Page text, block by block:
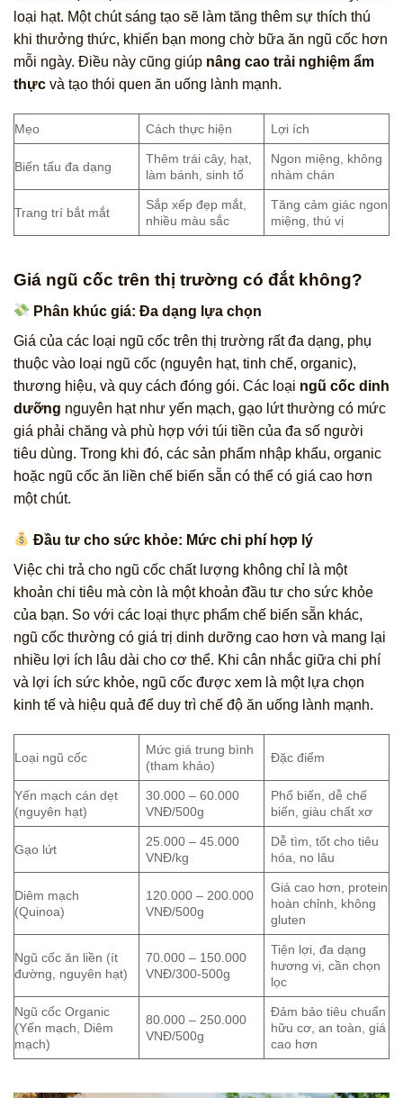
loại hạt. Một chút sáng tạo sẽ làm tăng thêm sự thích thú
khi thưởng thức, khiến bạn mong chờ bữa ăn ngũ cốc hơn
mỗi ngày. Điều này cũng giúp nâng cao trải nghiệm ẩm
thực và tạo thói quen ăn uống lành mạnh.
Mẹo Cách thực hiện Lợi ích
Biến tấu đa dạng
Thêm trái cây, hạt,
làm bánh, sinh tố
Ngon miệng, không
nhàm chán
Trang trí bắt mắt
Sắp xếp đẹp mắt,
nhiều màu sắc
Tăng cảm giác ngon
miệng, thú vị
Giá ngũ cốc trên thị trường có đắt không?
Phân khúc giá: Đa dạng lựa chọn
Giá của các loại ngũ cốc trên thị trường rất đa dạng, phụ
thuộc vào loại ngũ cốc (nguyên hạt, tinh chế, organic),
thương hiệu, và quy cách đóng gói. Các loại ngũ cốc dinh
dưỡng nguyên hạt như yến mạch, gạo lứt thường có mức
giá phải chăng và phù hợp với túi tiền của đa số người
tiêu dùng. Trong khi đó, các sản phẩm nhập khẩu, organic
hoặc ngũ cốc ăn liền chế biến sẵn có thể có giá cao hơn
một chút.
Đầu tư cho sức khỏe: Mức chi phí hợp lý
Việc chi trả cho ngũ cốc chất lượng không chỉ là một
khoản chi tiêu mà còn là một khoản đầu tư cho sức khỏe
của bạn. So với các loại thực phẩm chế biến sẵn khác,
ngũ cốc thường có giá trị dinh dưỡng cao hơn và mang lại
nhiều lợi ích lâu dài cho cơ thể. Khi cân nhắc giữa chi phí
và lợi ích sức khỏe, ngũ cốc được xem là một lựa chọn
kinh tế và hiệu quả để duy trì chế độ ăn uống lành mạnh.
Loại ngũ cốc
Mức giá trung bình
(tham khảo)
Đặc điểm
Yến mạch cán dẹt
(nguyên hạt)
30.000 – 60.000
VNĐ/500g
Phổ biến, dễ chế
biến, giàu chất xơ
Gạo lứt
25.000 – 45.000
VNĐ/kg
Dễ tìm, tốt cho tiêu
hóa, no lâu
Diêm mạch
(Quinoa)
120.000 – 200.000
VNĐ/500g
Giá cao hơn, protein
hoàn chỉnh, không
gluten
Ngũ cốc ăn liền (ít
đường, nguyên hạt)
70.000 – 150.000
VNĐ/300-500g
Tiện lợi, đa dạng
hương vị, cần chọn
lọc
Ngũ cốc Organic
(Yến mạch, Diêm
mạch)
80.000 – 250.000
VNĐ/500g
Đảm bảo tiêu chuẩn
hữu cơ, an toàn, giá
cao hơn